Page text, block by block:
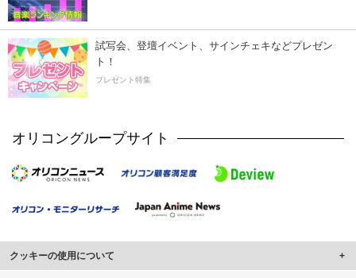
試写会、登壇イベント、サインチェキなどプレゼン
ト！
プレゼント特集
オリコングループサイト
クッキーの使用について